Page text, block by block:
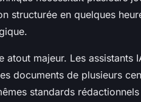
structurée en quelques
atout majeur. Les assistants
documents de plusieurs
standards